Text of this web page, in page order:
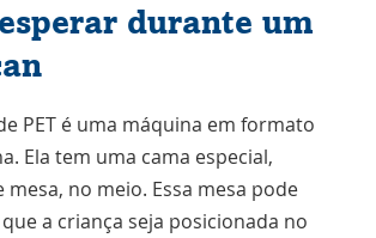
durante um
PET é uma máquina em formato
Ela tem uma cama especial,
mesa, no meio. Essa mesa pode
a criança seja posicionada no